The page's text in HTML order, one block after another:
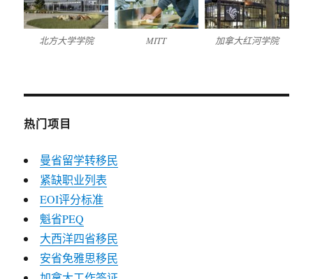
北方大学学院 MITT 加拿大红河学院
热门项目
曼省留学转移民
紧缺职业列表
EOI评分标准
魁省PEQ
大西洋四省移民
安省免雅思移民